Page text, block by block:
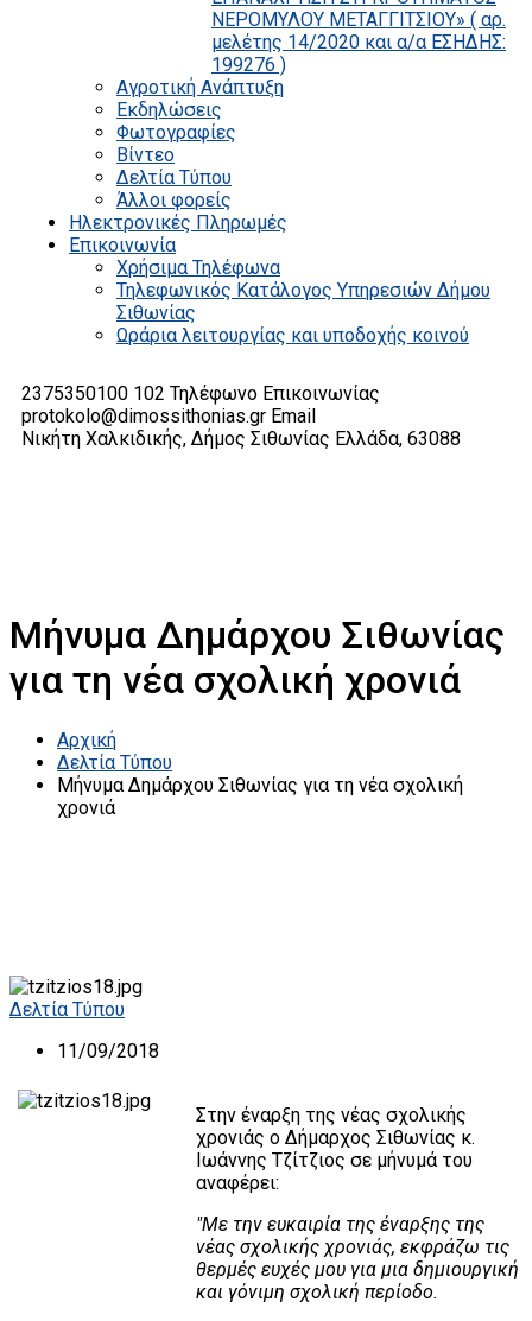
ΝΕΡΟΜΥΛΟΥ ΜΕΤΑΓΓΙΤΣΙΟΥ» ( αρ.
μελέτης 14/2020 και α/α ΕΣΗΔΗΣ:
199276 )
Αγροτική Ανάπτυξη
Εκδηλώσεις
Φωτογραφίες
Βίντεο
Δελτία Τύπου
Άλλοι φορείς
Ηλεκτρονικές Πληρωμές
Επικοινωνία
Χρήσιμα Τηλέφωνα
Τηλεφωνικός Κατάλογος Υπηρεσιών Δήμου
Σιθωνίας
Ωράρια λειτουργίας και υποδοχής κοινού
2375350100 102 Τηλέφωνο Επικοινωνίας
protokolo@dimossithonias.gr Email
Νικήτη Χαλκιδικής, Δήμος Σιθωνίας Ελλάδα, 63088
Μήνυμα Δημάρχου Σιθωνίας
για τη νέα σχολική χρονιά
Αρχική
Δελτία Τύπου
Μήνυμα Δημάρχου Σιθωνίας για τη νέα σχολική
χρονιά
Δελτία Τύπου
11/09/2018
Στην έναρξη της νέας σχολικής
χρονιάς ο Δήμαρχος Σιθωνίας κ.
Ιωάννης Τζίτζιος σε μήνυμά του
αναφέρει:
"Με την ευκαιρία της έναρξης της
νέας σχολικής χρονιάς, εκφράζω τις
θερμές ευχές μου για μια δημιουργική
και γόνιμη σχολική περίοδο.